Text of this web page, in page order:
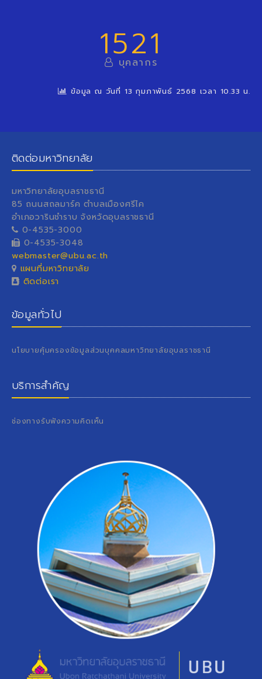
1521
บุคลากร
ข้อมูล ณ วันที่ 13 กุมภาพันธ์ 2568 เวลา 10.33 น.
ติดต่อมหาวิทยาลัย
มหาวิทยาลัยอุบลราชธานี
85 ถนนสถลมาร์ค ตำบลเมืองศรีไค
อำเภอวารินชำราบ จังหวัดอุบลราชธานี
0-4535-3000
0-4535-3048
webmaster@ubu.ac.th
แผนที่มหาวิทยาลัย
ติดต่อเรา
ข้อมูลทั่วไป
นโยบายคุ้มครองข้อมูลส่วนบุคคลมหาวิทยาลัยอุบลราชธานี
บริการสำคัญ
ช่องทางรับฟังความคิดเห็น